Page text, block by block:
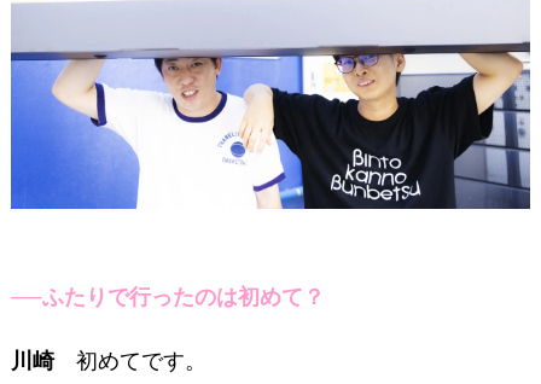
──ふたりで行ったのは初めて？
川崎初めてです。